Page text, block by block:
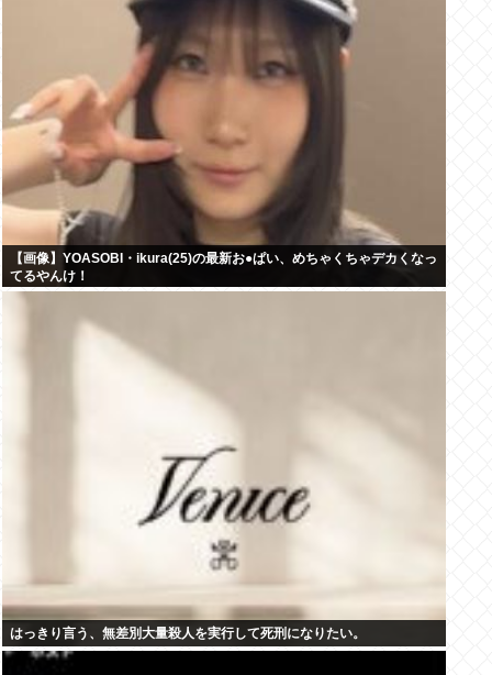
【画像】YOASOBI・ikura(25)の最新お●ぱい、めちゃくちゃデカくなっ
てるやんけ！
はっきり言う、無差別大量殺人を実行して死刑になりたい。